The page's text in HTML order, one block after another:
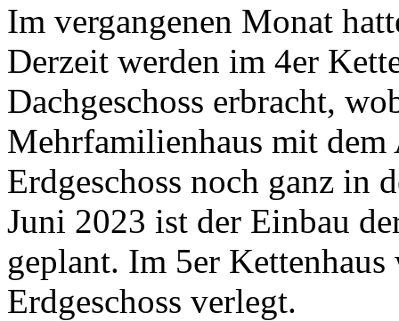
Im vergangenen Monat
Derzeit werden im 4er
Dachgeschoss erbracht,
Mehrfamilienhaus mit
Erdgeschoss noch ganz in
Juni 2023 ist der Einbau
geplant. Im 5er
Erdgeschoss verlegt.